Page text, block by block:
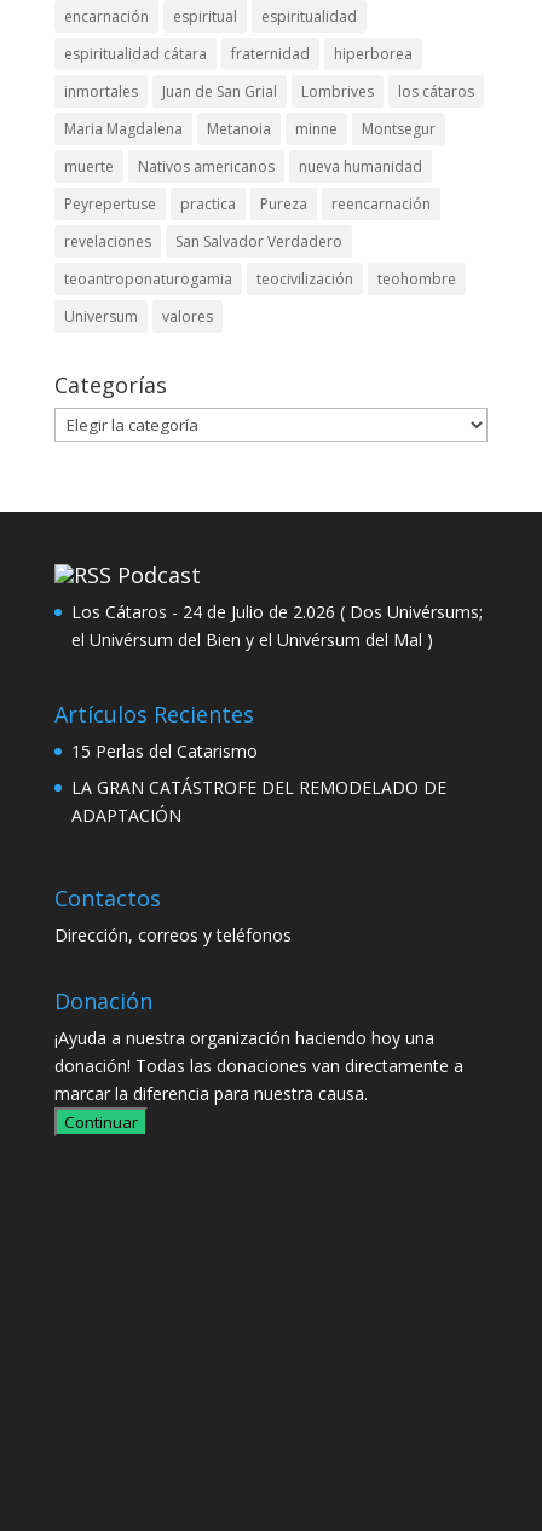
encarnación
espiritual
espiritualidad
espiritualidad cátara
fraternidad
hiperborea
inmortales
Juan de San Grial Lombrives
los cátaros
Maria Magdalena
Metanoia minne
Montsegur
muerte
Nativos americanos
nueva humanidad
Peyrepertuse
practica Pureza
reencarnación
revelaciones
San Salvador Verdadero
teoantroponaturogamia
teocivilización
teohombre
Universum
valores
Categorías
Categorías
Podcast
Los Cátaros - 24 de Julio de 2.026 ( Dos Univérsums;
el Univérsum del Bien y el Univérsum del Mal )
Artículos Recientes
15 Perlas del Catarismo
LA GRAN CATÁSTROFE DEL REMODELADO DE
ADAPTACIÓN
Contactos
Dirección, correos y teléfonos
Donación
¡Ayuda a nuestra organización haciendo hoy una
donación! Todas las donaciones van directamente a
marcar la diferencia para nuestra causa.
Continuar